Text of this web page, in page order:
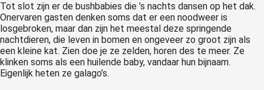
Tot slot zijn er de bushbabies die ’s nachts dansen op het dak.
Onervaren gasten denken soms dat er een noodweer is
losgebroken, maar dan zijn het meestal deze springende
nachtdieren, die leven in bomen en ongeveer zo groot zijn als
een kleine kat. Zien doe je ze zelden, horen des te meer. Ze
klinken soms als een huilende baby, vandaar hun bijnaam.
Eigenlijk heten ze galago’s.